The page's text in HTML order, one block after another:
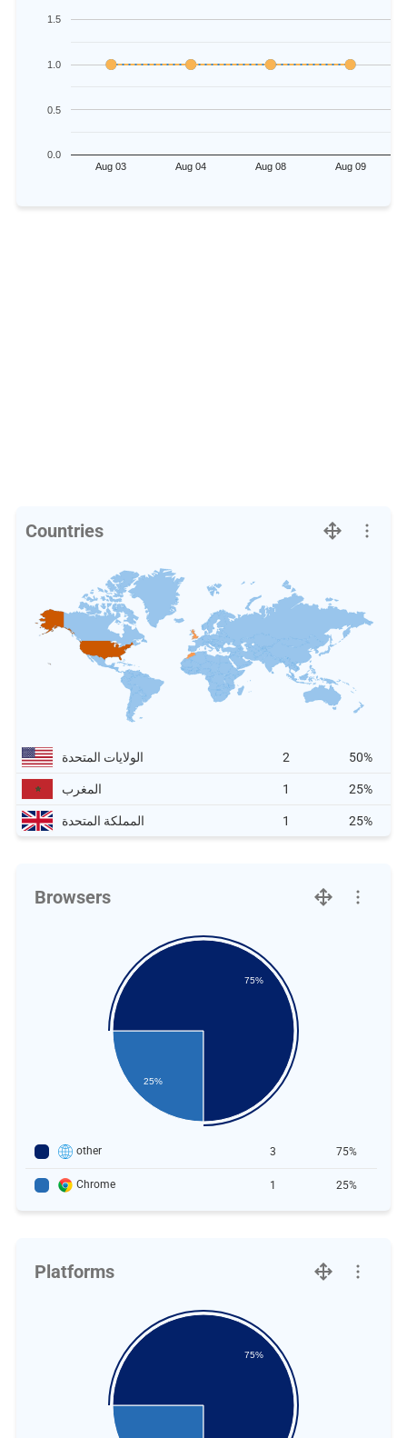
Aug 03 Aug 04 Aug 08 Aug 09
0.0
0.5
1.0
1.5
Countries
الولايات المتحدة 2 50%
المغرب 1 25%
المملكة المتحدة 1 25%
Browsers
25%
75%
other 3 75%
Chrome 1 25%
Platforms
75%